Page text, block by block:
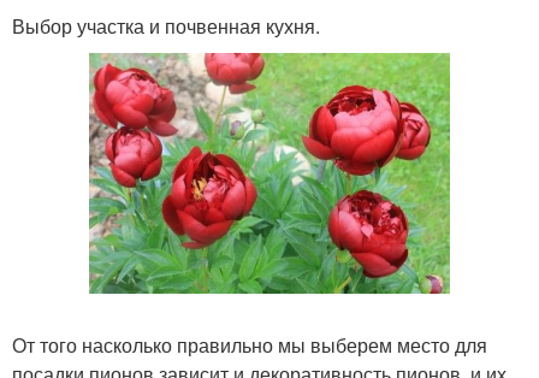
Выбор участка и почвенная кухня.
От того насколько правильно мы выберем место для